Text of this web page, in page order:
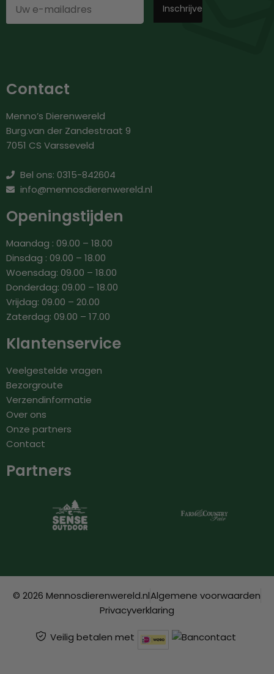
Contact
Menno’s Dierenwereld
Burg.van der Zandestraat 9
7051 CS Varsseveld
Bel ons: 0315-842604
info@mennosdierenwereld.nl
Openingstijden
Maandag : 09.00 – 18.00
Dinsdag : 09.00 – 18.00
Woensdag: 09.00 – 18.00
Donderdag: 09.00 – 18.00
Vrijdag: 09.00 – 20.00
Zaterdag: 09.00 – 17.00
Klantenservice
Veelgestelde vragen
Bezorgroute
Verzendinformatie
Over ons
Onze partners
Contact
Partners
© 2026 Mennosdierenwereld.nlAlgemene voorwaarden
Privacyverklaring
Veilig betalen met